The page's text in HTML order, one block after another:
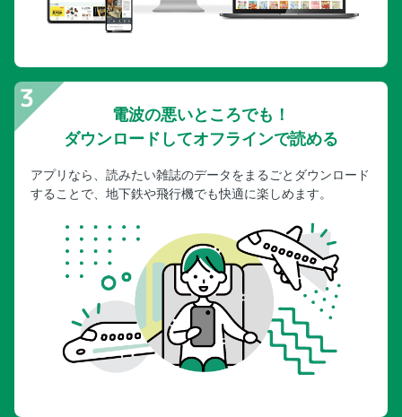
電波の悪いところでも！
ダウンロードしてオフラインで読める
アプリなら、読みたい雑誌のデータをまるごとダウンロード
することで、地下鉄や飛行機でも快適に楽しめます。